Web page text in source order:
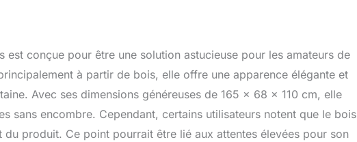
conçue pour être une solution astucieuse pour les amateurs de
à partir de bois, elle offre une apparence élégante et
Avec ses dimensions généreuses de 165 x 68 x 110 cm, elle
sans encombre. Cependant, certains utilisateurs notent que le bois
produit. Ce point pourrait être lié aux attentes élevées pour son